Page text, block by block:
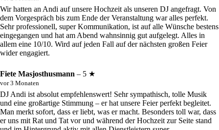
Wir hatten an Andi auf unsere Hochzeit als unseren DJ angefragt. Von
dem Vorgespräch bis zum Ende der Veranstaltung war alles perfekt.
Sehr professionell, super Kommunikation, ist auf alle Wünsche bestens
eingegangen und hat am Abend wahnsinnig gut aufgelegt. Alles in
allem eine 10/10. Wird auf jeden Fall auf der nächsten großen Feier
wider engagiert.
Fiete Masjosthusmann – 5 ★
vor 3 Monaten
DJ Andi ist absolut empfehlenswert! Sehr sympathisch, tolle Musik
und eine großartige Stimmung – er hat unsere Feier perfekt begleitet.
Man merkt sofort, dass er liebt, was er macht. Besonders toll war, dass
er uns mit Rat und Tat vor und während der Hochzeit zur Seite stand